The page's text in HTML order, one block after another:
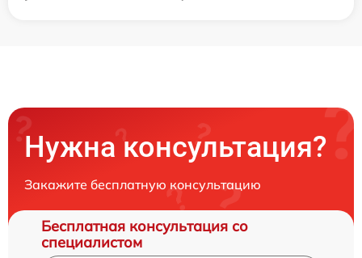
Нужна консультация?
Закажите бесплатную консультацию
Бесплатная консультация со
специалистом